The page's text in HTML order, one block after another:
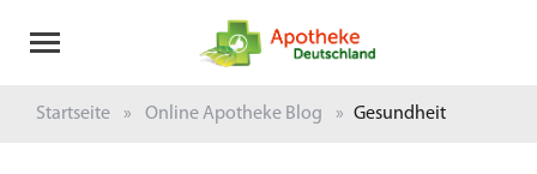
Startseite Online Apotheke Blog Gesundheit